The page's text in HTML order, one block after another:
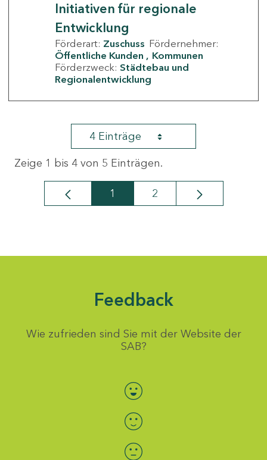
Initiativen für regionale
Entwicklung
Förderart: Zuschuss Fördernehmer:
Öffentliche Kunden
Kommunen
Förderzweck: Städtebau und
Regionalentwicklung
4 Einträge
Zeige 1 bis 4 von 5 Einträgen.
Seite
1 Seite
2
Feedback
Wie zufrieden sind Sie mit der Website der
SAB?
Bewertung auswählen